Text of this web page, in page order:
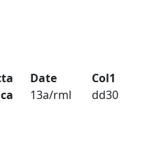
Date
13a/rml
Col1
dd30